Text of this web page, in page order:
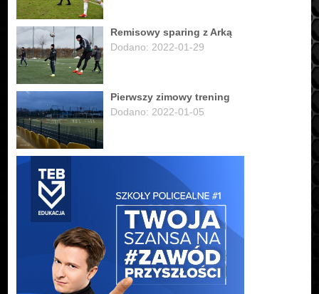
Remisowy sparing z Arką
Dodano: 2022-01-29
Pierwszy zimowy trening
Dodano: 2022-01-05